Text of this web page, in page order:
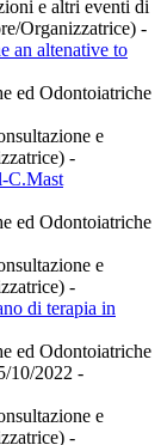
e altri eventi di
Organizzatrice) -
an altenative to
ed Odontoiatriche
e
-
C.Mast
ed Odontoiatriche
e
-
di terapia in
ed Odontoiatriche
10/2022 -
e
-